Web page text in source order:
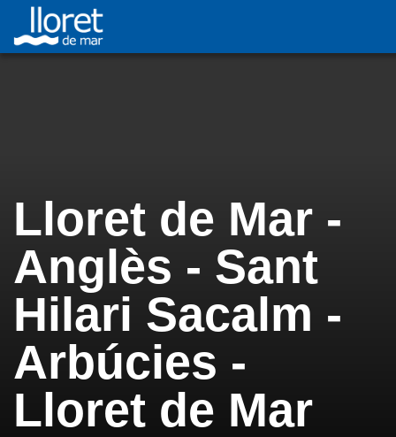
Lloret de Mar -
Anglès - Sant
Hilari Sacalm -
Arbúcies -
Lloret de Mar